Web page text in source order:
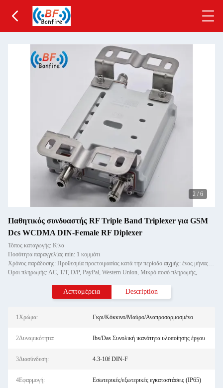
2 / 6
Παθητικός συνδυαστής RF Triple Band Triplexer για GSM
Dcs WCDMA DIN-Female RF Diplexer
Τόπος καταγωγής: Κίνα
Ποσότητα παραγγελίας min: 1 κομμάτι
Χρόνος παράδοσης: Προθεσμία προετοιμασίας κατά την περίοδο αιχμής: ένας μήνας, εκτός εποχής: εντός 15 εργάσιμων ημερών
Όροι πληρωμής: ΛC, T/T, D/P, PayPal, Western Union, Μικρό ποσό πληρωμής,
Λεπτομέρεια Description
1Χρώμα: Γκρι/Κόκκινο/Μαύρο/Αναπροσαρμοσμένο
2Δυναμικότητα: Ibs/Das Συνολική ικανότητα υλοποίησης έργου
3Διασύνδεση: 4.3-10f DIN-F
4Εφαρμογή: Εσωτερικές/εξωτερικές εγκαταστάσεις (IP65)